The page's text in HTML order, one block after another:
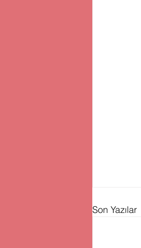
Son Yazılar